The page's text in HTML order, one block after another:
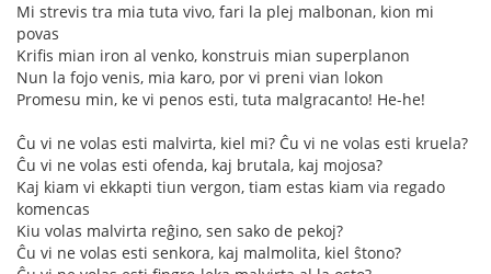
Mi strevis tra mia tuta vivo, fari la plej malbonan, kion mi
povas
Krifis mian iron al venko, konstruis mian superplanon
Nun la fojo venis, mia karo, por vi preni vian lokon
Promesu min, ke vi penos esti, tuta malgracanto! He-he!
Ĉu vi ne volas esti malvirta, kiel mi? Ĉu vi ne volas esti kruela?
Ĉu vi ne volas esti ofenda, kaj brutala, kaj mojosa?
Kaj kiam vi ekkapti tiun vergon, tiam estas kiam via regado
komencas
Kiu volas malvirta reĝino, sen sako de pekoj?
Ĉu vi ne volas esti senkora, kaj malmolita, kiel ŝtono?